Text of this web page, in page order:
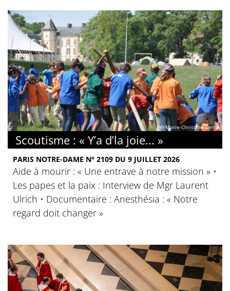
© Marie-Christine Bertin
Scoutisme : « Y’a d’la joie... »
PARIS NOTRE-DAME N° 2109 DU 9 JUILLET 2026
Aide à mourir : « Une entrave à notre mission » •
Les papes et la paix : Interview de Mgr Laurent
Ulrich • Documentaire : Anesthésia : « Notre
regard doit changer »